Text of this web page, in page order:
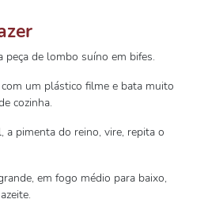
peça de lombo suíno em bifes.
um plástico filme e bata muito
cozinha.
a pimenta do reino, vire, repita o
em fogo médio para baixo,